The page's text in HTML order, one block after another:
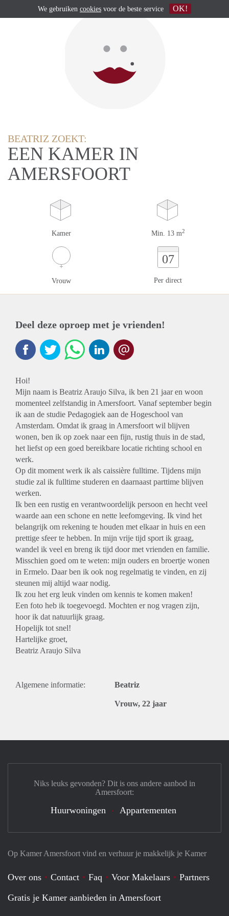
BEATRIZ ZOEKT:
EEN KAMER IN
AMERSFOORT
Kamer Min. 13 m2
Vrouw
07
Per direct
Deel deze oproep met je vrienden!
Hoi!
Mijn naam is Beatriz Araujo Silva, ik ben 21 jaar en woon
momenteel zelfstandig in Amersfoort. Vanaf september begin
ik aan de studie Pedagogiek aan de Hogeschool van
Amsterdam. Omdat ik graag in Amersfoort wil blijven
wonen, ben ik op zoek naar een fijn, rustig thuis in de stad,
het liefst op een goed bereikbare locatie richting school en
werk.
Op dit moment werk ik als caissière fulltime. Tijdens mijn
studie zal ik fulltime studeren en daarnaast parttime blijven
werken.
Ik ben een rustig en verantwoordelijk persoon en hecht veel
waarde aan een schone en nette leefomgeving. Ik vind het
belangrijk om rekening te houden met elkaar in huis en een
prettige sfeer te hebben. In mijn vrije tijd sport ik graag,
wandel ik veel en breng ik tijd door met vrienden en familie.
Misschien goed om te weten: mijn ouders en broertje wonen
in Ermelo. Daar ben ik ook nog regelmatig te vinden, en zij
steunen mij altijd waar nodig.
Ik zou het erg leuk vinden om kennis te komen maken!
Een foto heb ik toegevoegd. Mochten er nog vragen zijn,
hoor ik dat natuurlijk graag.
Hopelijk tot snel!
Hartelijke groet,
Beatriz Araujo Silva
Algemene informatie: Beatriz
Vrouw, 22 jaar
Op Kamer Amersfoort vind en verhuur je makkelijk je Kamer
Over ons Contact Faq Voor Makelaars
Partners
Gratis je Kamer aanbieden in Amersfoort
Niks leuks gevonden? Dit is ons andere aanbod in
Amersfoort:
Huurwoningen Appartementen
We gebruiken cookies voor de beste service OK!